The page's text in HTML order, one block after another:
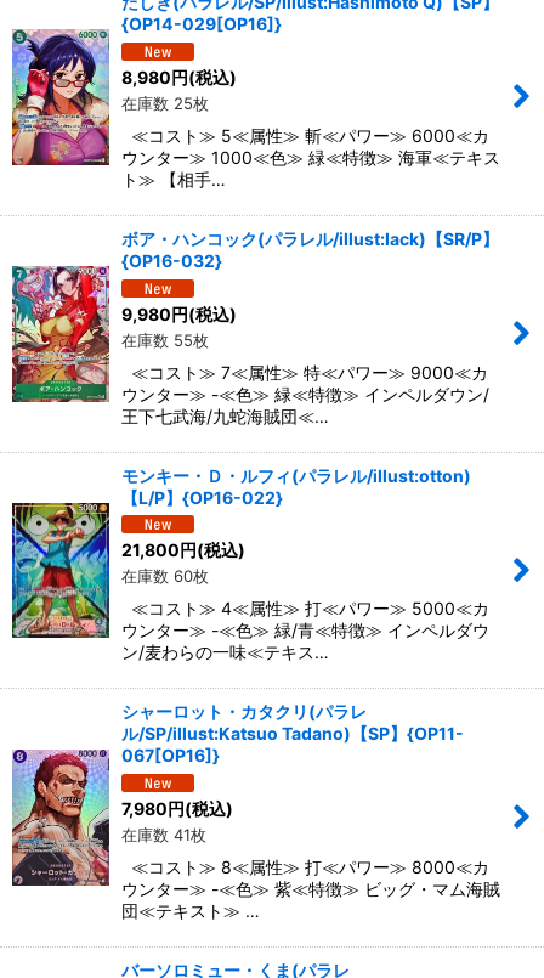
{OP14-029[OP16]}
8,980円(税込)
在庫数 25枚
≪コスト≫ 5≪属性≫ 斬≪パワー≫ 6000≪カ
ウンター≫ 1000≪色≫ 緑≪特徴≫ 海軍≪テキス
ト≫ 【相手…
ボア・ハンコック(パラレル/illust:lack)【SR/P】
{OP16-032}
9,980円(税込)
在庫数 55枚
≪コスト≫ 7≪属性≫ 特≪パワー≫ 9000≪カ
ウンター≫ -≪色≫ 緑≪特徴≫ インペルダウン/
王下七武海/九蛇海賊団≪…
モンキー・Ｄ・ルフィ(パラレル/illust:otton)
【L/P】{OP16-022}
21,800円(税込)
在庫数 60枚
≪コスト≫ 4≪属性≫ 打≪パワー≫ 5000≪カ
ウンター≫ -≪色≫ 緑/青≪特徴≫ インペルダウ
ン/麦わらの一味≪テキス…
シャーロット・カタクリ(パラレ
ル/SP/illust:Katsuo Tadano)【SP】{OP11-
067[OP16]}
7,980円(税込)
在庫数 41枚
≪コスト≫ 8≪属性≫ 打≪パワー≫ 8000≪カ
ウンター≫ -≪色≫ 紫≪特徴≫ ビッグ・マム海賊
団≪テキスト≫ …
バーソロミュー・くま(パラレ